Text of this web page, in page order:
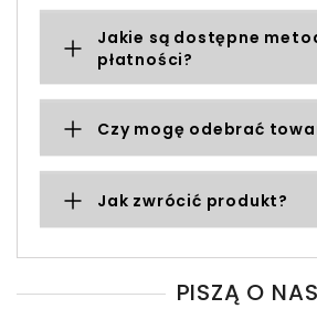
Jakie są dostępne
płatności?
Czy mogę odebrać
Jak zwrócić produkt?
PISZĄ O NAS